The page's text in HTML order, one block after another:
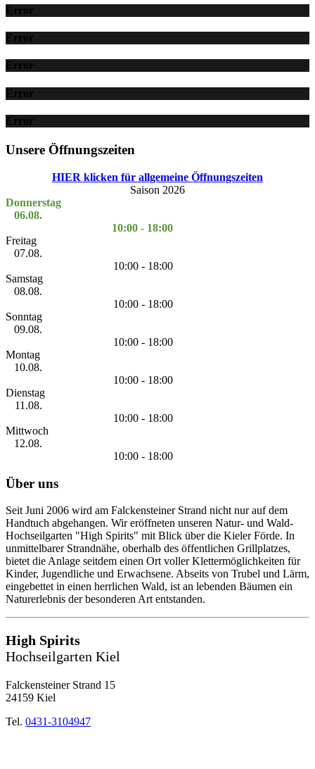
Error
Error
Error
Error
Error
Unsere Öffnungszeiten
HIER klicken für allgemeine Öffnungszeiten
Saison 2026
Donnerstag
06.08.
10:00 - 18:00
Freitag
07.08.
10:00 - 18:00
Samstag
08.08.
10:00 - 18:00
Sonntag
09.08.
10:00 - 18:00
Montag
10.08.
10:00 - 18:00
Dienstag
11.08.
10:00 - 18:00
Mittwoch
12.08.
10:00 - 18:00
Über uns
Seit Juni 2006 wird am Falckensteiner Strand nicht nur auf dem
Handtuch abgehangen. Wir eröffneten unseren Natur- und Wald-
Hochseilgarten "High Spirits" mit Blick über die Kieler Förde. In
unmittelbarer Strandnähe, oberhalb des öffentlichen Grillplatzes,
bietet die Anlage seitdem einen Ort voller Klettermöglichkeiten für
Kinder, Jugendliche und Erwachsene. Abseits von Trubel und Lärm,
eingebettet in einen herrlichen Wald, ist an lebenden Bäumen ein
Naturerlebnis der besonderen Art entstanden.
High Spirits
Hochseilgarten Kiel
Falckensteiner Strand 15
24159 Kiel
Tel. 0431-3104947